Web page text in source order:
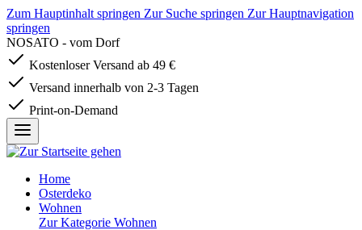
Zum Hauptinhalt springen Zur Suche springen Zur Hauptnavigation
springen
NOSATO - vom Dorf
Kostenloser Versand ab 49 €
Versand innerhalb von 2-3 Tagen
Print-on-Demand
Home
Osterdeko
Wohnen
Zur Kategorie Wohnen